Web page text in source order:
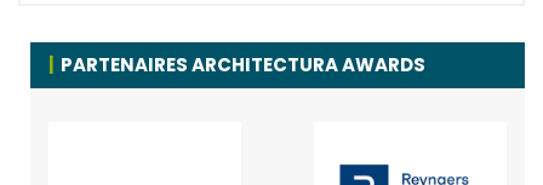
PARTENAIRES ARCHITECTURA AWARDS